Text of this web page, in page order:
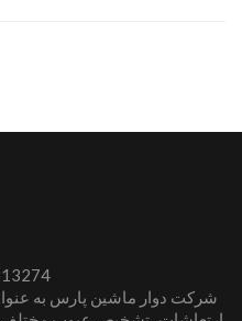
شرکت دوار ماشین پارس به